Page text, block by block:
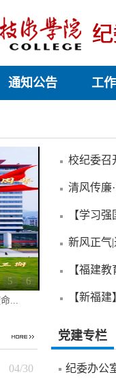
通知公告 工
5 6
...
04/30
党建专栏